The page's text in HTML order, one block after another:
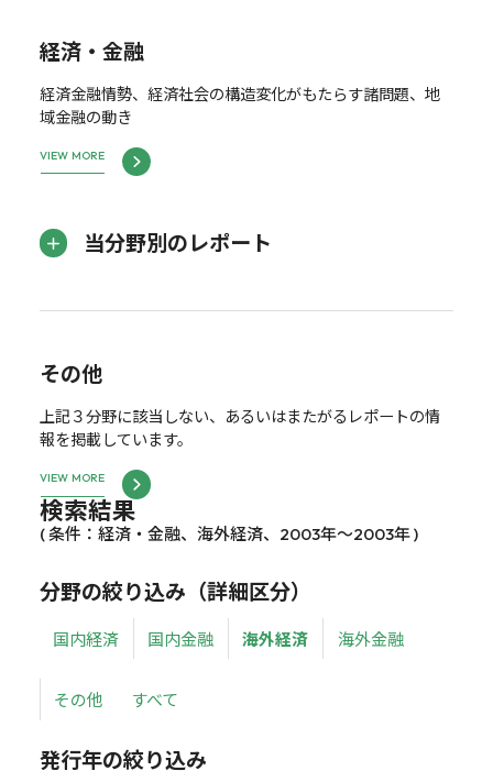
経済・金融
経済金融情勢、経済社会の構造変化がもたらす諸問題、地
域金融の動き
VIEW MORE
当分野別のレポート
その他
上記３分野に該当しない、あるいはまたがるレポートの情
報を掲載しています。
VIEW MORE
検索結果
( 条件：経済・金融、海外経済、2003年～2003年 )
分野の絞り込み（詳細区分）
国内経済 国内金融 海外経済 海外金融
その他 すべて
発行年の絞り込み